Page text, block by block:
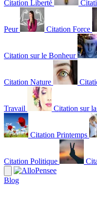
Citation Liberté
Peur Citation Force
Citation sur le Bonheur
Citation Nature
Travail Citation sur
Citation Printemps
Citation Politique
Blog